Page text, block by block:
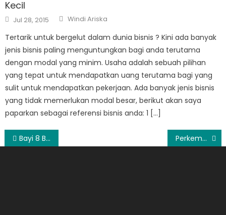
Kecil
Posted
on
Jul 28, 2015 Author
Windi Ariska
Tertarik untuk bergelut dalam dunia bisnis ? Kini ada banyak
jenis bisnis paling menguntungkan bagi anda terutama
dengan modal yang minim. Usaha adalah sebuah pilihan
yang tepat untuk mendapatkan uang terutama bagi yang
sulit untuk mendapatkan pekerjaan. Ada banyak jenis bisnis
yang tidak memerlukan modal besar, berikut akan saya
paparkan sebagai referensi bisnis anda: 1 […]
Post
Bayi 8 Bulan Bisa Apa? Inilah Beberapa Ulasan Lengkapnya! Perkembangan Bayi 3 Bulan Bisa Apa dan Stimulasi yang Tepat